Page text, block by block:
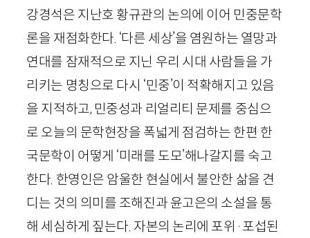
강경석은 지난호 황규관의 논의에 이어 민중문학
론을 재점화한다. ‘다른 세상’을 염원하는 열망과
연대를 잠재적으로 지닌 우리 시대 사람들을 가
리키는 명칭으로 다시 ‘민중’이 적확해지고 있음
을 지적하고, 민중성과 리얼리티 문제를 중심으
로 오늘의 문학현장을 폭넓게 점검하는 한편 한
국문학이 어떻게 ‘미래를 도모’해나갈지를 숙고
한다. 한영인은 암울한 현실에서 불안한 삶을 견
디는 것의 의미를 조해진과 윤고은의 소설을 통
해 세심하게 짚는다. 자본의 논리에 포위 ·포섭된